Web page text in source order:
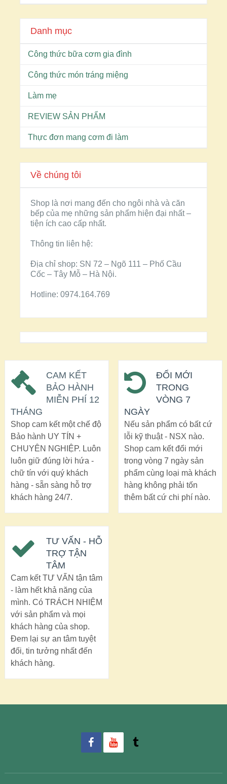
Danh mục
Công thức bữa cơm gia đình
Công thức món tráng miệng
Làm mẹ
REVIEW SẢN PHẨM
Thực đơn mang cơm đi làm
Về chúng tôi
Shop là nơi mang đến cho ngôi nhà và căn
bếp của mẹ những sản phẩm hiện đại nhất –
tiện ích cao cấp nhất.
Thông tin liên hệ:
Địa chỉ shop: SN 72 – Ngõ 111 – Phố Cầu
Cốc – Tây Mỗ – Hà Nội.
Hotline: 0974.164.769
CAM KẾT
BẢO HÀNH
MIỄN PHÍ 12
THÁNG
Shop cam kết một chế độ
Bảo hành UY TÍN +
CHUYÊN NGHIỆP. Luôn
luôn giữ đúng lời hứa -
chữ tín với quý khách
hàng - sẵn sàng hỗ trợ
khách hàng 24/7.
ĐỔI MỚI
TRONG
VÒNG 7
NGÀY
Nếu sản phẩm có bất cứ
lỗi kỹ thuật - NSX nào.
Shop cam kết đổi mới
trong vòng 7 ngày sản
phẩm cùng loại mà khách
hàng không phải tốn
thêm bất cứ chi phí nào.
TƯ VẤN - HỖ
TRỢ TẬN
TÂM
Cam kết TƯ VẤN tận tâm
- làm hết khả năng của
mình. Có TRÁCH NHIỆM
với sản phẩm và mọi
khách hàng của shop.
Đem lại sự an tâm tuyệt
đối, tin tưởng nhất đến
khách hàng.